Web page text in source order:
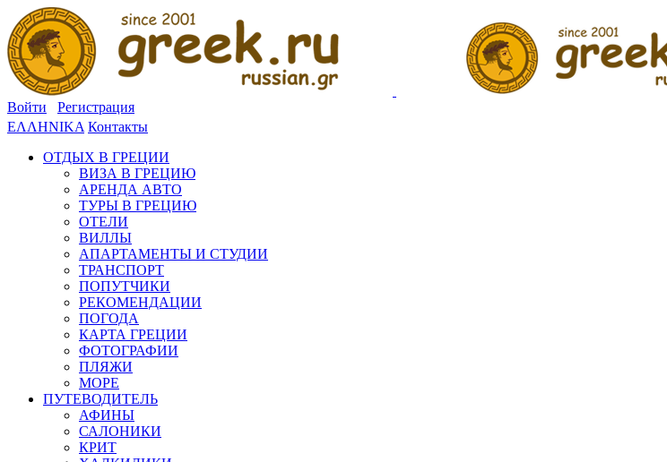
Войти
Регистрация
ΕΛΛΗΝΙΚΑ Контакты
ОТДЫХ В ГРЕЦИИ
ВИЗА В ГРЕЦИЮ
АРЕНДА АВТО
ТУРЫ В ГРЕЦИЮ
ОТЕЛИ
ВИЛЛЫ
АПАРТАМЕНТЫ И СТУДИИ
ТРАНСПОРТ
ПОПУТЧИКИ
РЕКОМЕНДАЦИИ
ПОГОДА
КАРТА ГРЕЦИИ
ФОТОГРАФИИ
ПЛЯЖИ
МОРЕ
ПУТЕВОДИТЕЛЬ
АФИНЫ
САЛОНИКИ
КРИТ